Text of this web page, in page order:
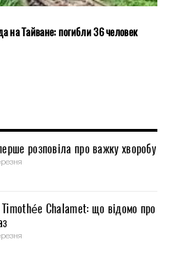
на Тайване: погибли 36 человек
розповіла про важку хворобу
Timothée Chalamet: що відомо про